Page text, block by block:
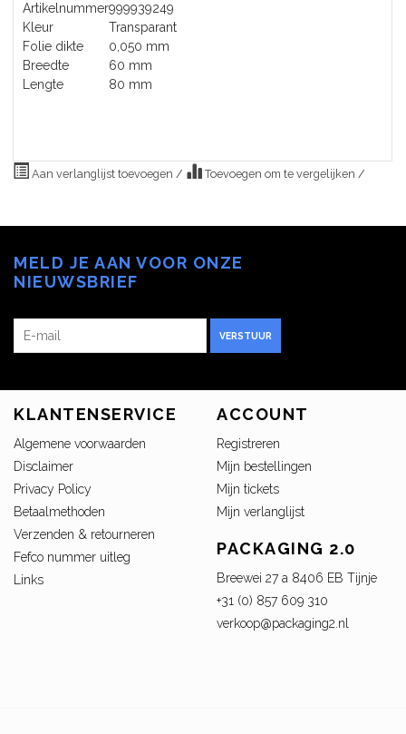
Artikelnummer999939249
Kleur
Transparant
Folie dikte
0,050 mm
Breedte
60 mm
Lengte
80 mm
Aan verlanglijst toevoegen / Toevoegen om te vergelijken /
MELD JE AAN VOOR ONZE
NIEUWSBRIEF
VERSTUUR
KLANTENSERVICE
Algemene voorwaarden
Disclaimer
Privacy Policy
Betaalmethoden
Verzenden & retourneren
Fefco nummer uitleg
Links
ACCOUNT
Registreren
Mijn bestellingen
Mijn tickets
Mijn verlanglijst
PACKAGING 2.0
Breewei 27 a 8406 EB Tijnje
+31 (0) 857 609 310
verkoop@packaging2.nl